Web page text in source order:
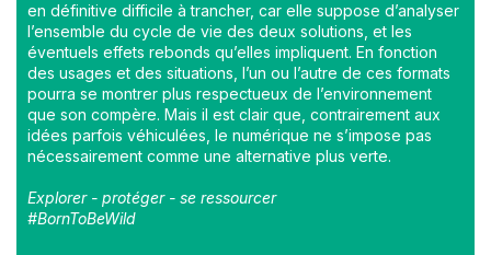
en définitive difficile à trancher, car elle suppose d’analyser
l’ensemble du cycle de vie des deux solutions, et les
éventuels effets rebonds qu’elles impliquent. En fonction
des usages et des situations, l’un ou l’autre de ces formats
pourra se montrer plus respectueux de l’environnement
que son compère. Mais il est clair que, contrairement aux
idées parfois véhiculées, le numérique ne s’impose pas
nécessairement comme une alternative plus verte.
Explorer - protéger - se ressourcer
#BornToBeWild